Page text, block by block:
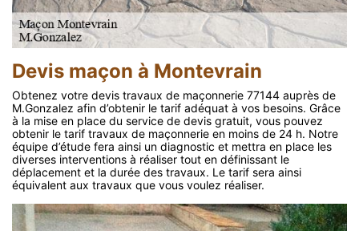
Devis maçon à Montevrain
Obtenez votre devis travaux de maçonnerie 77144 auprès de
M.Gonzalez afin d’obtenir le tarif adéquat à vos besoins. Grâce
à la mise en place du service de devis gratuit, vous pouvez
obtenir le tarif travaux de maçonnerie en moins de 24 h. Notre
équipe d’étude fera ainsi un diagnostic et mettra en place les
diverses interventions à réaliser tout en définissant le
déplacement et la durée des travaux. Le tarif sera ainsi
équivalent aux travaux que vous voulez réaliser.